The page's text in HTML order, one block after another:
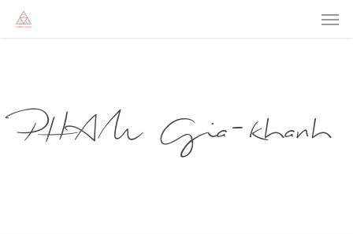
PHAM Gia-khanh